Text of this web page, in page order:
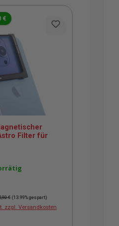
€
Filter für
Preis:
€ (13.99% gespart)
zzgl. Versandkosten